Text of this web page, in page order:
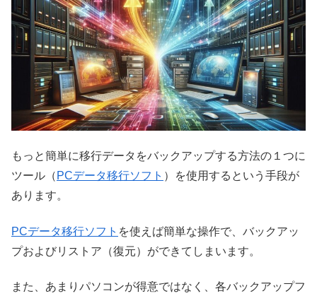
もっと簡単に移行データをバックアップする方法の１つに
ツール（ PCデータ移行ソフト ）を使用するという手段が
あります。
PCデータ移行ソフト を使えば簡単な操作で、バックアッ
プおよびリストア（復元）ができてしまいます。
また、あまりパソコンが得意ではなく、各バックアップフ